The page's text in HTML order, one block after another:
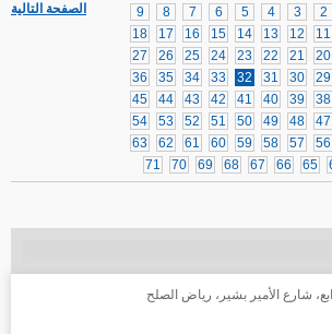
الصفحة التالية 2
3
4
5
6
7
8
9
11
12
13
14
15
16
17
18
20
21
22
23
24
25
26
27
29
30
31
32
33
34
35
36
38
39
40
41
42
43
44
45
47
48
49
50
51
52
53
54
56
57
58
59
60
61
62
63
65
66
67
68
69
70
71
شارع الأمير بشير، رياض الصلح